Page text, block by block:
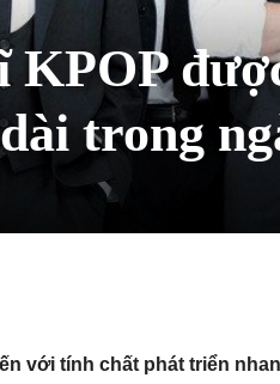
KPOP
trong
với tính chất phát triển